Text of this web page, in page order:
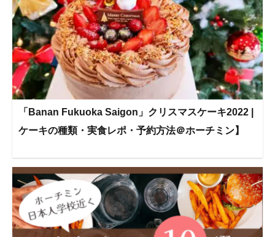
「Banan Fukuoka Saigon」クリスマスケーキ2022 |
ケーキの種類・実食レポ・予約方法＠ホーチミン】